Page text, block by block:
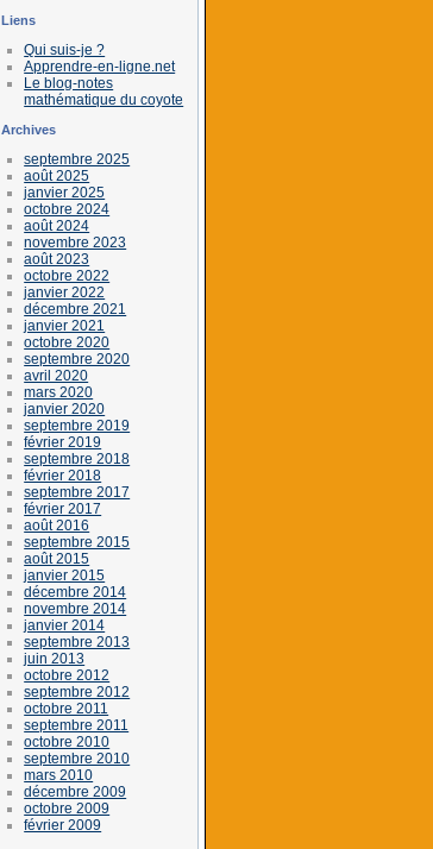
Liens
Qui suis-je ?
Apprendre-en-ligne.net
Le blog-notes
mathématique du coyote
Archives
septembre 2025
août 2025
janvier 2025
octobre 2024
août 2024
novembre 2023
août 2023
octobre 2022
janvier 2022
décembre 2021
janvier 2021
octobre 2020
septembre 2020
avril 2020
mars 2020
janvier 2020
septembre 2019
février 2019
septembre 2018
février 2018
septembre 2017
février 2017
août 2016
septembre 2015
août 2015
janvier 2015
décembre 2014
novembre 2014
janvier 2014
septembre 2013
juin 2013
octobre 2012
septembre 2012
octobre 2011
septembre 2011
octobre 2010
septembre 2010
mars 2010
décembre 2009
octobre 2009
février 2009